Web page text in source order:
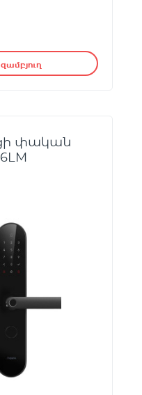
փական